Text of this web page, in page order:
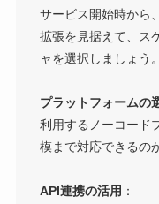
サービス開始時から
拡張を見据えて、ス
ャを選択しましょう。
プラットフォームの
利用するノーコード
模まで対応できるの
API連携の活用 ：